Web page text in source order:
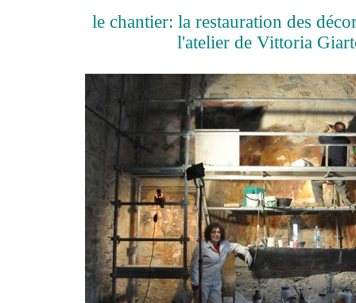
le chantier: la restauration des
l'atelier de Vittoria